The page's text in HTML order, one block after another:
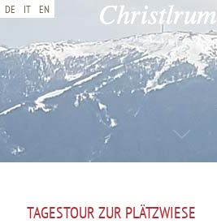
TAGESTOUR ZUR PLÄTZWIESE
DE IT EN